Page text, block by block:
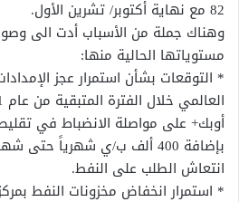
82 مع نهاية أكتوبر/ تشرين الأول.
وهناك جملة من الأسباب أدت الى
مستوياتها الحالية منها:
* التوقعات بشأن استمرار عجز
أوبك+ على مواصلة الانضباط في
انتعاش الطلب على النفط.
* استمرار انخفاض مخزونات النفط